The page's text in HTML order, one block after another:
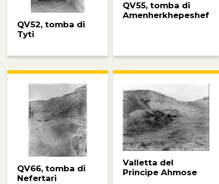
QV52, tomba di
Tyti
QV55, tomba di
Amenherkhepeshef
QV66, tomba di
Nefertari
Valletta del
Principe Ahmose